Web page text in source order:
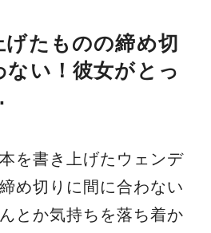
げたものの締め切
ない！彼女がとっ
を書き上げたウェンデ
め切りに間に合わない
とか気持ちを落ち着か